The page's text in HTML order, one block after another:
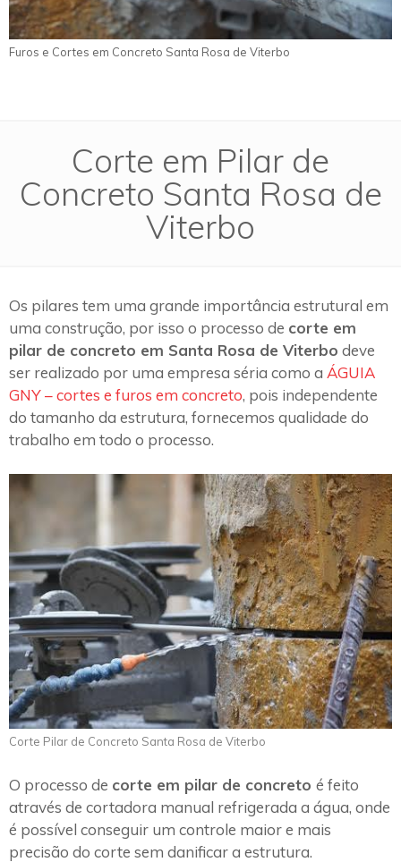
Furos e Cortes em Concreto Santa Rosa de Viterbo
Corte em Pilar de
Concreto Santa Rosa de
Viterbo
Os pilares tem uma grande importância estrutural em
uma construção, por isso o processo de corte em
pilar de concreto em Santa Rosa de Viterbo deve
ser realizado por uma empresa séria como a ÁGUIA
GNY – cortes e furos em concreto, pois independente
do tamanho da estrutura, fornecemos qualidade do
trabalho em todo o processo.
Corte Pilar de Concreto Santa Rosa de Viterbo
O processo de corte em pilar de concreto é feito
através de cortadora manual refrigerada a água, onde
é possível conseguir um controle maior e mais
precisão do corte sem danificar a estrutura.